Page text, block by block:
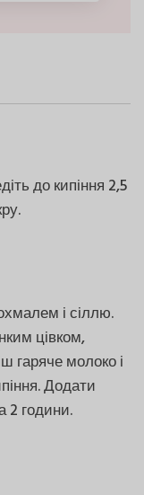
до кипіння 2,5
і сіллю.
цівком,
гаряче молоко і
Додати
2 години.